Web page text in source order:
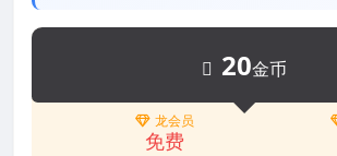
20金币
龙会员
免费